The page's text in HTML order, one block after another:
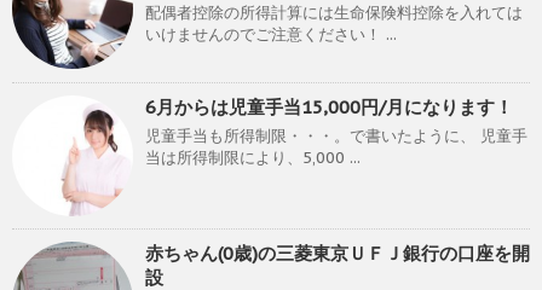
配偶者控除の所得計算には生命保険料控除を入れては
いけませんのでご注意ください！ ...
6月からは児童手当15,000円/月になります！
児童手当も所得制限・・・。で書いたように、 児童手
当は所得制限により、5,000 ...
赤ちゃん(0歳)の三菱東京ＵＦＪ銀行の口座を開
設